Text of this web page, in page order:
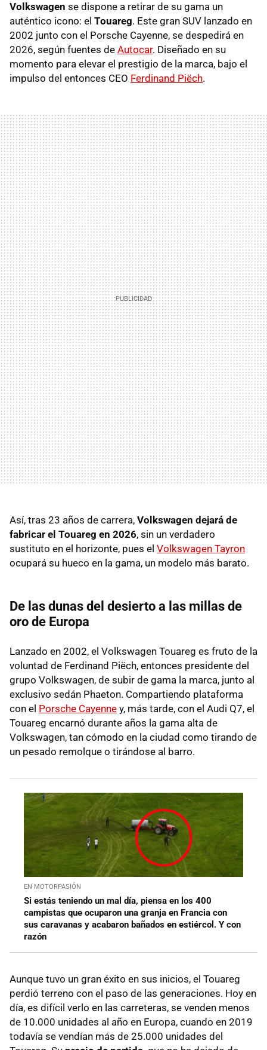
Volkswagen se dispone a retirar de su gama un
auténtico icono: el Touareg. Este gran SUV lanzado en
2002 junto con el Porsche Cayenne, se despedirá en
2026, según fuentes de Autocar. Diseñado en su
momento para elevar el prestigio de la marca, bajo el
impulso del entonces CEO Ferdinand Piëch.
Así, tras 23 años de carrera, Volkswagen dejará de
fabricar el Touareg en 2026, sin un verdadero
sustituto en el horizonte, pues el Volkswagen Tayron
ocupará su hueco en la gama, un modelo más barato.
De las dunas del desierto a las millas de
oro de Europa
Lanzado en 2002, el Volkswagen Touareg es fruto de la
voluntad de Ferdinand Piëch, entonces presidente del
grupo Volkswagen, de subir de gama la marca, junto al
exclusivo sedán Phaeton. Compartiendo plataforma
con el Porsche Cayenne y, más tarde, con el Audi Q7, el
Touareg encarnó durante años la gama alta de
Volkswagen, tan cómodo en la ciudad como tirando de
un pesado remolque o tirándose al barro.
EN MOTORPASIÓN
Si estás teniendo un mal día, piensa en los 400
campistas que ocuparon una granja en Francia con
sus caravanas y acabaron bañados en estiércol. Y con
razón
Aunque tuvo un gran éxito en sus inicios, el Touareg
perdió terreno con el paso de las generaciones. Hoy en
día, es difícil verlo en las carreteras, se venden menos
de 10.000 unidades al año en Europa, cuando en 2019
todavía se vendían más de 25.000 unidades del